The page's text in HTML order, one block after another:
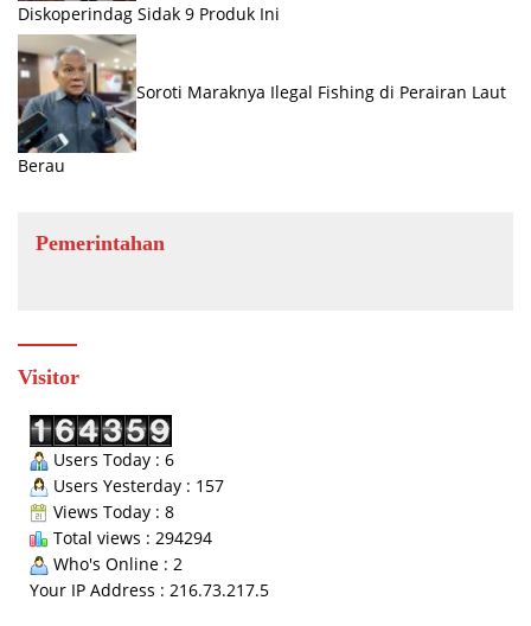
Diskoperindag Sidak 9 Produk Ini
Soroti Maraknya Ilegal Fishing di Perairan Laut
Berau
Pemerintahan
Visitor
Users Today : 6
Users Yesterday : 157
Views Today : 8
Total views : 294294
Who's Online : 2
Your IP Address : 216.73.217.5